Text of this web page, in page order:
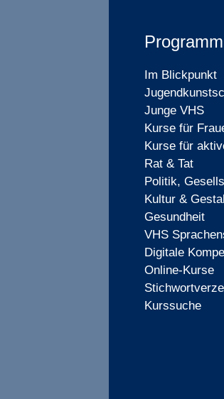
Programm
Im Blickpunkt
Junge VHS
Kurse für
Kurse für
Rat & Tat
Politik,
Kultur &
Gesundheit
VHS
Digitale
Online-Kurse
Kurssuche